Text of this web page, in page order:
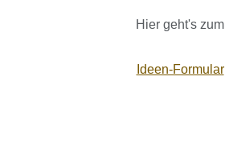
Hier geht's zum
Ideen-Formular